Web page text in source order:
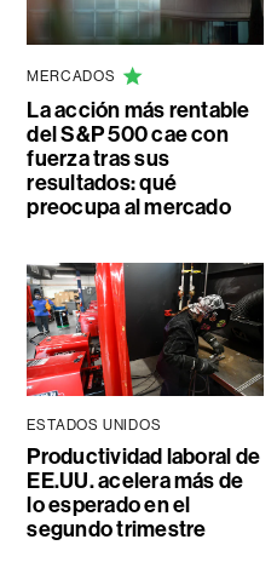
MERCADOS
La acción más rentable
del S&P 500 cae con
fuerza tras sus
resultados: qué
preocupa al mercado
ESTADOS UNIDOS
Productividad laboral de
EE.UU. acelera más de
lo esperado en el
segundo trimestre